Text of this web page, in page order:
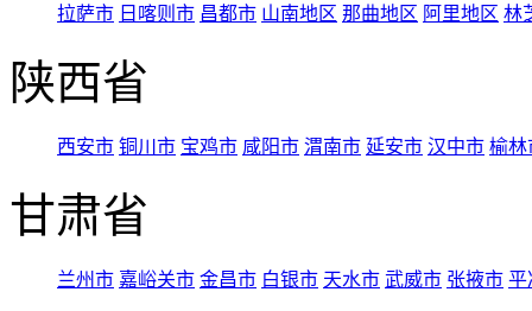
拉萨市 日喀则市 昌都市 山南地区 那曲地区 阿里地区 林
陕西省
西安市 铜川市 宝鸡市 咸阳市 渭南市 延安市 汉中市 榆林
甘肃省
兰州市 嘉峪关市 金昌市 白银市 天水市 武威市 张掖市 平